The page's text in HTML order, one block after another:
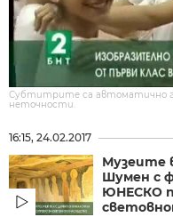
Субтитрите са автоматично
неточности.
16:15, 24.02.2017
Музеите
Шумен с
ЮНЕСКО